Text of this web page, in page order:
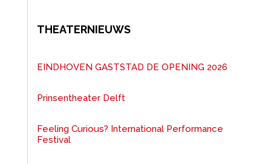
THEATERNIEUWS
EINDHOVEN GASTSTAD DE OPENING 2026
Prinsentheater Delft
Feeling Curious? International Performance
Festival